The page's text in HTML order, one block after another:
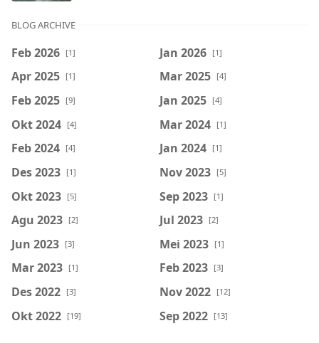
BLOG ARCHIVE
Feb 2026 [1] Jan 2026 [1]
Apr 2025 [1] Mar 2025 [4]
Feb 2025 [9] Jan 2025 [4]
Okt 2024 [4] Mar 2024 [1]
Feb 2024 [4] Jan 2024 [1]
Des 2023 [1] Nov 2023 [5]
Okt 2023 [5] Sep 2023 [1]
Agu 2023 [2] Jul 2023 [2]
Jun 2023 [3] Mei 2023 [1]
Mar 2023 [1] Feb 2023 [3]
Des 2022 [3] Nov 2022 [12]
Okt 2022 [19] Sep 2022 [13]